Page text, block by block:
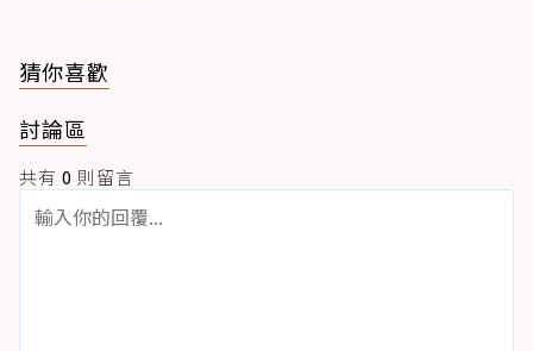
猜你喜歡
討論區
共有 0 則留言